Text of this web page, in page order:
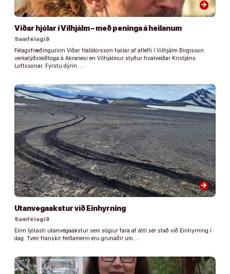
arrow_forward
Viðar hjólar í Vilhjálm – með peninga á heilanum
Samfélagið
Félagsfræðingurinn Viðar Halldórsson hjólar af aflefli í Vilhjálm Birgisson
verkalýðsleiðtoga á Akranesi en Vilhjálmur styður hvalveiðar Kristjáns
Loftssonar. Fyrstu dýrin …
arrow_forward
Utanvegaakstur við Einhyrning
Samfélagið
Einn ljótasti utanvegaakstur sem sögiur fara af átti sér stað við Einhyrning í
dag. Tveir franskir ferðamenn eru grunaðir um …